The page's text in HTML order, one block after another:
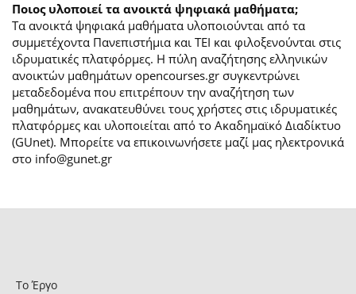
Ποιος υλοποιεί τα ανοικτά ψηφιακά μαθήματα;
Τα ανοικτά ψηφιακά μαθήματα υλοποιούνται από τα
συμμετέχοντα Πανεπιστήμια και ΤΕΙ και φιλοξενούνται στις
ιδρυματικές πλατφόρμες. H πύλη αναζήτησης ελληνικών
ανοικτών μαθημάτων opencourses.gr συγκεντρώνει
μεταδεδομένα που επιτρέπουν την αναζήτηση των
μαθημάτων, ανακατευθύνει τους χρήστες στις ιδρυματικές
πλατφόρμες και υλοποιείται από το Ακαδημαϊκό Διαδίκτυο
(GUnet). Μπορείτε να επικοινωνήσετε μαζί μας ηλεκτρονικά
στο info@gunet.gr
Το Έργο